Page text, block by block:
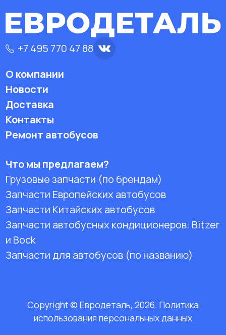
+7 495 770 47 88
О компании
Новости
Доставка
Контакты
Ремонт автобусов
Что мы предлагаем?
Грузовые запчасти (по брендам)
Запчасти Европейских автобусов
Запчасти Китайских автобусов
Запчасти автобусных кондиционеров: Bitzer
и Bock
Запчасти для автобусов (по названию)
Copyright © Евродеталь, 2026. Политика
использования персональных данных